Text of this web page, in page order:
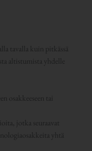
tavalla kuin pitkässä
altistumista yhdelle
osakkeeseen tai
jotka seuraavat
yhtä